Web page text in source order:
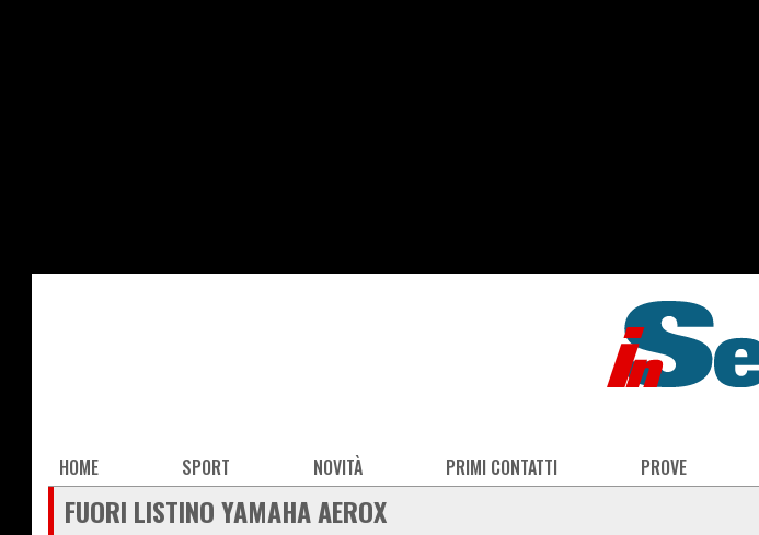
Main
navigation
HOME SPORT NOVITÀ PRIMI CONTATTI PROVE
FUORI LISTINO YAMAHA AEROX